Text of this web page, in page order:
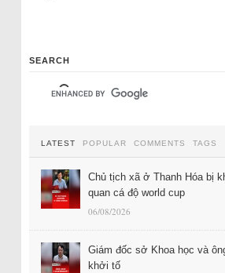
SEARCH
LATEST POPULAR COMMENTS TAGS
Chủ tịch xã ở Thanh Hóa bị
quan cá độ world cup
06/08/2026
Giám đốc sở Khoa học và
khởi tố